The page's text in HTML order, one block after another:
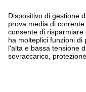
Dispositivo di gestione
prova media di
consente di
ha molteplici funzioni
l'alta e bassa tensione
sovraccarico,